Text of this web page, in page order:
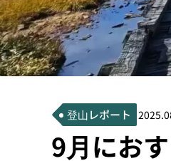
登山レポート
9月にお